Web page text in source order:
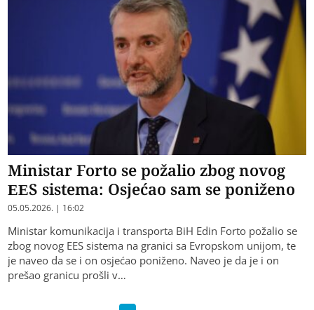
Ministar Forto se požalio zbog novog
EES sistema: Osjećao sam se poniženo
05.05.2026. | 16:02
Ministar komunikacija i transporta BiH Edin Forto požalio se
zbog novog EES sistema na granici sa Evropskom unijom, te
je naveo da se i on osjećao poniženo. Naveo je da je i on
prešao granicu prošli v…